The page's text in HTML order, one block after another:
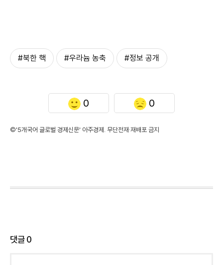
#북한 핵 #우라늄 농축 #정보 공개
0 0
©'5개국어 글로벌 경제신문' 아주경제. 무단전재·재배포 금지
댓글0